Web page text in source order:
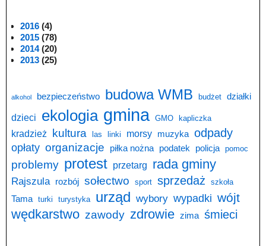
2016 (4)
2015 (78)
2014(20)
2013 (25)
alkohol bezpieczeństwo budowa WMB budżet działki
dzieci ekologia gmina GMO kapliczka
kradzież kultura las linki morsy muzyka odpady
opłaty organizacje piłka nożna podatek policja pomoc
problemy protest przetarg rada gminy
Rajszula rozbój sołectwo sport sprzedaż szkoła
Tama turki turystyka urząd wybory wypadki wójt
wędkarstwo zawody zdrowie zima śmieci